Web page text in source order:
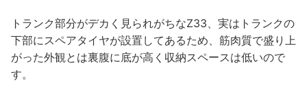
トランク部分がデカく見られがちなZ33、実はトランクの
下部にスペアタイヤが設置してあるため、筋肉質で盛り上
がった外観とは裏腹に底が高く収納スペースは低いので
す。